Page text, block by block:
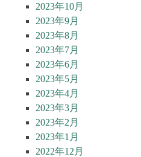
2023年10月
2023年9月
2023年8月
2023年7月
2023年6月
2023年5月
2023年4月
2023年3月
2023年2月
2023年1月
2022年12月